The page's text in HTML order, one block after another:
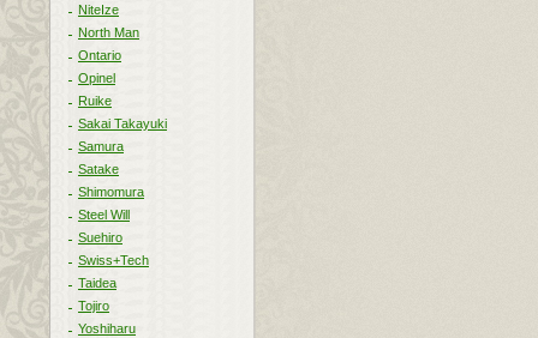
NiteIze
North Man
Ontario
Opinel
Ruike
Sakai Takayuki
Samura
Satake
Shimomura
Steel Will
Suehiro
Swiss+Tech
Taidea
Tojiro
Yoshiharu